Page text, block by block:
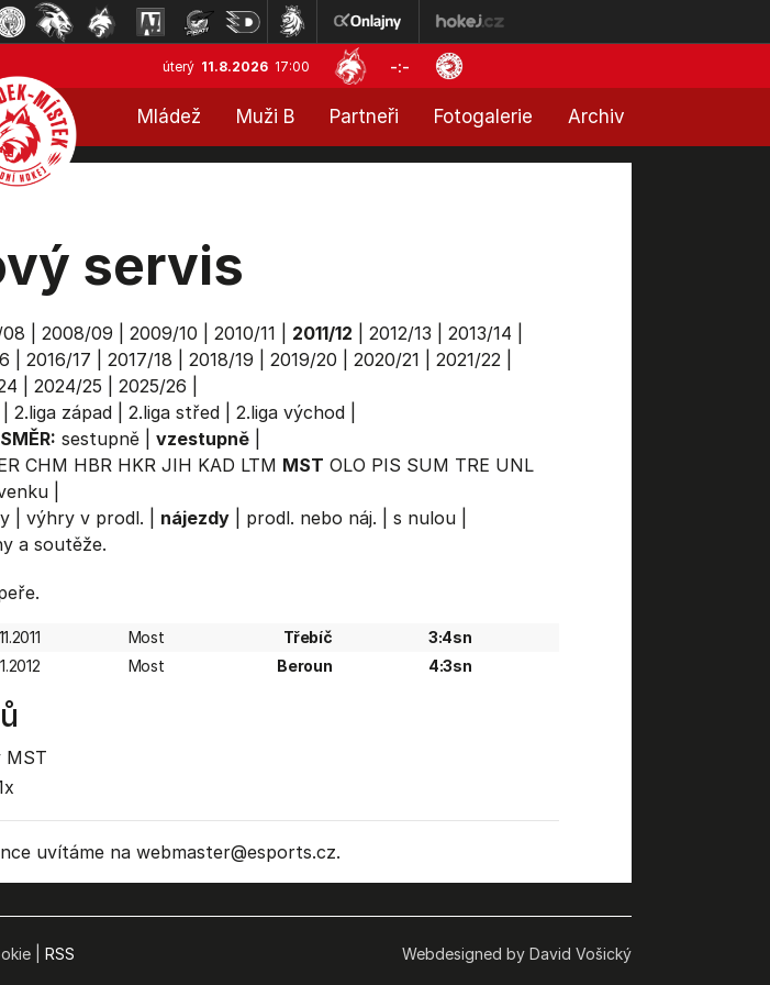
úterý 11.8.2026 17:00 -:-
Mládež Muži B Partneři Fotogalerie Archiv
servis
2008/09 2009/10 2010/11 2011/12 2012/13 2013/14
2016/17 2017/18 2018/19 2019/20 2020/21 2021/22|
2024/25 2025/26
2.liga západ| 2.liga střed| 2.liga východ|
SMĚR: sestupně| vzestupně|
CHM HBR HKR JIH KAD LTM MST OLO PIS SUM TRE UNL
|
| výhry v prodl. nájezdy| prodl. nebo náj. s nulou|
a soutěže.
Most Třebíč
3:4sn
Most Beroun 4:3sn
MST
uvítáme na webmaster@esports.cz.
| RSS Webdesigned by David Vošický